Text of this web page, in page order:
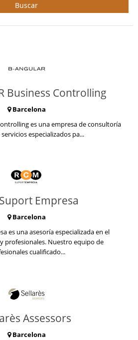
Buscar
Business Controlling
Barcelona
es una empresa de consultoría
especializados pa...
Empresa
Barcelona
es una asesoría especializada en el
profesionales. Nuestro equipo de
cualificado...
Assessors
Barcelona